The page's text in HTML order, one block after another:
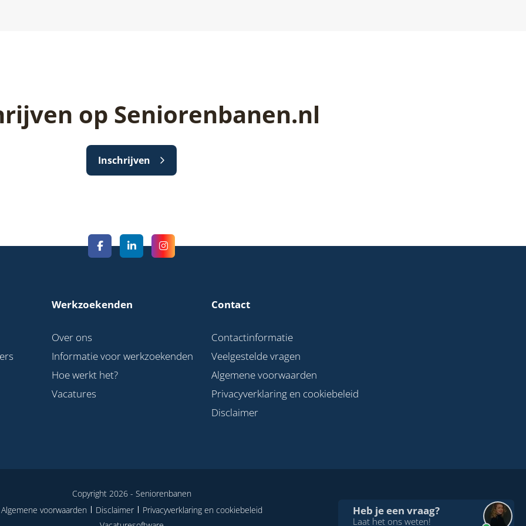
op Seniorenbanen.nl
Inschrijven
Werkzoekenden
Over ons
Informatie voor werkzoekenden
Hoe werkt het?
Vacatures
Contact
Contactinformatie
Veelgestelde vragen
Algemene voorwaarden
Privacyverklaring en cookiebeleid
Disclaimer
Copyright 2026 - Seniorenbanen
Algemene voorwaarden
Disclaimer
Privacyverklaring en cookiebeleid
Heb je een vraag?
Laat het ons weten!